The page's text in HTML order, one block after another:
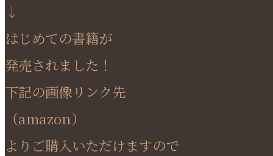
↓
はじめての書籍が
発売されました！
下記の画像リンク先
（amazon）
よりご購入いただけますので